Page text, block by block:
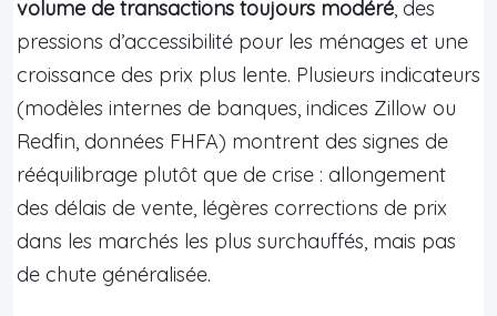
volume de transactions toujours modéré, des
pressions d’accessibilité pour les ménages et une
croissance des prix plus lente. Plusieurs indicateurs
(modèles internes de banques, indices Zillow ou
Redfin, données FHFA) montrent des signes de
rééquilibrage plutôt que de crise : allongement
des délais de vente, légères corrections de prix
dans les marchés les plus surchauffés, mais pas
de chute généralisée.